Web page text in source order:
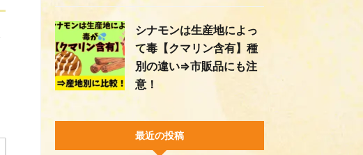
シナモンは生産地によっ
て毒【クマリン含有】種
別の違い⇒市販品にも注
意！
最近の投稿